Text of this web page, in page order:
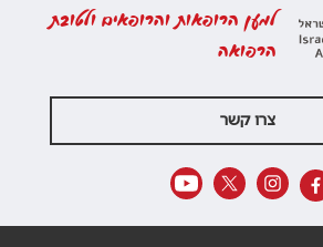
למען הרופאות והרופאים ולטובת
הרפואה
צרו קשר